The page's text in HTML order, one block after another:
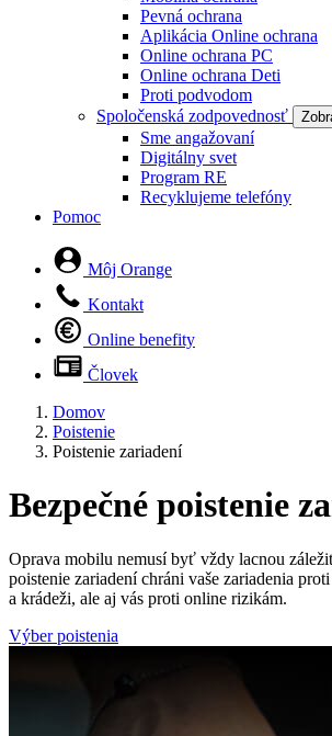
Pevná ochrana
Aplikácia Online ochrana
Online ochrana PC
Online ochrana Deti
Proti podvodom
Spoločenská zodpovednosť
Sme angažovaní
Digitálny svet
Program RE
Recyklujeme telefóny
Pomoc
Môj Orange
Kontakt
Online benefity
Človek
Domov
Poistenie
Poistenie zariadení
Bezpečné poistenie
Oprava mobilu nemusí byť vždy lacnou
poistenie zariadení chráni vaše zariadenia
a krádeži, ale aj vás proti online rizikám.
Výber poistenia